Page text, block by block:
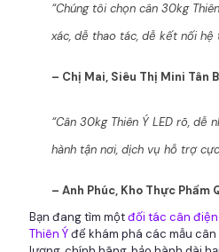
“Chúng tôi chọn cân 30kg
xác, dễ thao tác, dễ kết nối hệ
– Chị Mai, Siêu Thị Mini Tân
“Cân 30kg Thiên Ý LED rõ, dễ
hành tận nơi, dịch vụ hỗ trợ
– Anh Phúc, Kho Thực Phẩm
Bạn đang tìm mộtđối tác cân
Thiên Ýđể khám phá các mẫu